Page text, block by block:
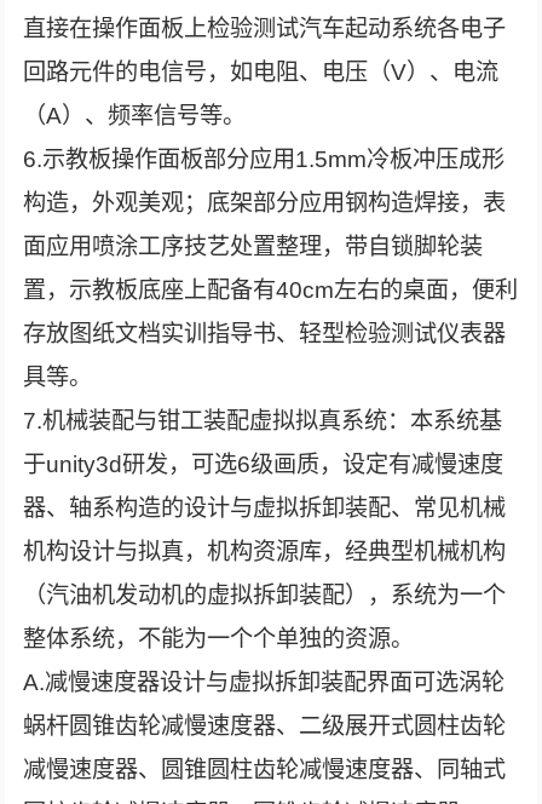
直接在操作面板上检验测试汽车起动系统各电子
回路元件的电信号，如电阻、电压（V）、电流
（A）、频率信号等。
6.示教板操作面板部分应用1.5mm冷板冲压成形
构造，外观美观；底架部分应用钢构造焊接，表
面应用喷涂工序技艺处置整理，带自锁脚轮装
置，示教板底座上配备有40cm左右的桌面，便利
存放图纸文档实训指导书、轻型检验测试仪表器
具等。
7.机械装配与钳工装配虚拟拟真系统：本系统基
于unity3d研发，可选6级画质，设定有减慢速度
器、轴系构造的设计与虚拟拆卸装配、常见机械
机构设计与拟真，机构资源库，经典型机械机构
（汽油机发动机的虚拟拆卸装配），系统为一个
整体系统，不能为一个个单独的资源。
A.减慢速度器设计与虚拟拆卸装配界面可选涡轮
蜗杆圆锥齿轮减慢速度器、二级展开式圆柱齿轮
减慢速度器、圆锥圆柱齿轮减慢速度器、同轴式